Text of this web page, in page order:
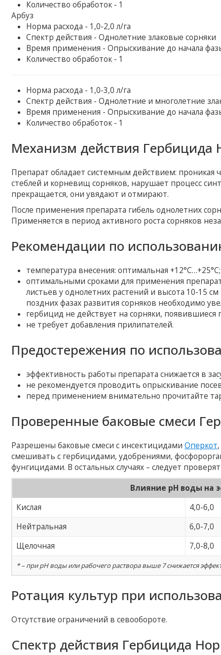
Количество обработок - 1
Арбуз
Норма расхода - 1,0-2,0 л/га
Спектр действия - Однолетние злаковые сорняки
Время применения - Опрыскивание до начала
Количество обработок - 1
Норма расхода - 1,0-3,0 л/га
Спектр действия - Однолетние и многолетние
Время применения - Опрыскивание до начала
Количество обработок - 1
Механизм действия Гербицида
Препарат обладает системным действием: проникая
стеблей и корневищ сорняков, нарушает процесс
прекращается, они увядают и отмирают.
После применения препарата гибель однолетних
Применяется в период активного роста сорняков
Рекомендации по
температура внесения: оптимальная
оптимальными сроками для применения
листьев у однолетних растений и высота 10-15
поздних фазах развития сорняков необходимо
гербицид не действует на сорняки, появившиеся
не требует добавления прилипателей.
Предостережения по
эффективность работы препарата снижается в
не рекомендуется проводить опрыскивание
перед применением внимательно прочитайте
Проверенные баковые смеси
Разрешены баковые смеси с инсектицидамиОперкот
смешивать с гербицидами, удобрениями,
фунгицидами. В остальных случаях – следует
Влияние pH воды на
Кислая
4,0-6,0
Нейтральная
6,0-7,0
Щелочная
7,0-8,0
* – при рН воды или рабочего раствора выше 7 снижается
Ротация культур при
Отсутствие ограничений в севообороте.
Спектр действия Гербицида